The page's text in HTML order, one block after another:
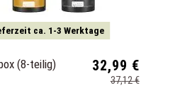
ca. 1-3 Werktage
(8-teilig) 32,99 €
37,12 €